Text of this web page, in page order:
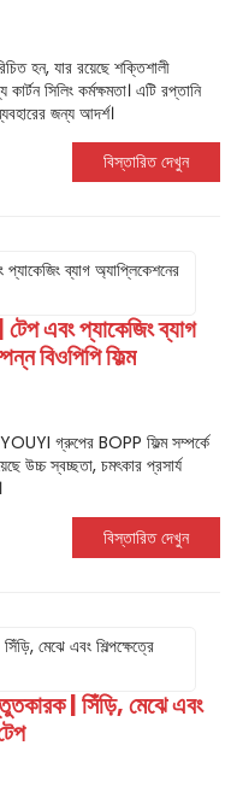
হন, যার রয়েছে শক্তিশালী
সিলিং কর্মক্ষমতা। এটি রপ্তানি
জন্য আদর্শ।
বিস্তারিত দেখুন
এবং প্যাকেজিং ব্যাগ
বিওপিপি ফিল্ম
গ্রুপের BOPP ফিল্ম সম্পর্কে
উচ্চ স্বচ্ছতা, চমৎকার প্রসার্য
বিস্তারিত দেখুন
| সিঁড়ি, মেঝে এবং